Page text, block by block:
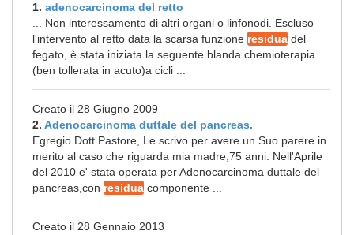
1. adenocarcinoma del retto
... Non interessamento di altri organi o linfonodi. Escluso
l'intervento al retto data la scarsa funzione residua del
fegato, è stata iniziata la seguente blanda chemioterapia
(ben tollerata in acuto)a cicli ...
Creato il 28 Giugno 2009
2. Adenocarcinoma duttale del pancreas.
Egregio Dott.Pastore, Le scrivo per avere un Suo parere in
merito al caso che riguarda mia madre,75 anni. Nell'Aprile
del 2010 e' stata operata per Adenocarcinoma duttale del
pancreas,con residua componente ...
Creato il 28 Gennaio 2013